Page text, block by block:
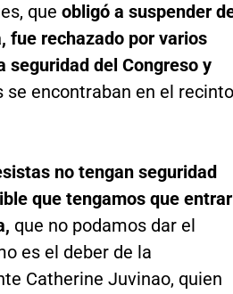
que obligó a suspender
fue rechazado por varios
seguridad del Congreso y
se encontraban en el
no tengan seguridad
que tengamos que entrar
que no podamos dar el
es el deber de la
Catherine Juvinao, quien